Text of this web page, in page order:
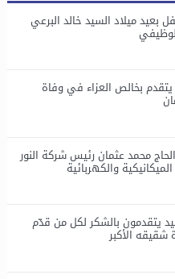
بعيد ميلاد السيد خالد البرعي
بخالص العزاء في وفاة
محمد عثمان رئيس شركة النور
والكهربائية
يتقدمون بالشكر لكل من قدّم
الأكبر